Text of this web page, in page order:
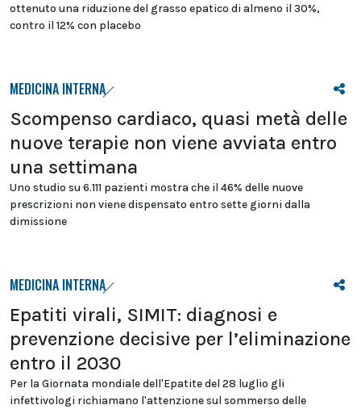
ottenuto una riduzione del grasso epatico di almeno il 30%,
contro il 12% con placebo
MEDICINA INTERNA
Scompenso cardiaco, quasi metà delle
nuove terapie non viene avviata entro
una settimana
Uno studio su 6.111 pazienti mostra che il 46% delle nuove
prescrizioni non viene dispensato entro sette giorni dalla
dimissione
MEDICINA INTERNA
Epatiti virali, SIMIT: diagnosi e
prevenzione decisive per l’eliminazione
entro il 2030
Per la Giornata mondiale dell'Epatite del 28 luglio gli
infettivologi richiamano l'attenzione sul sommerso delle